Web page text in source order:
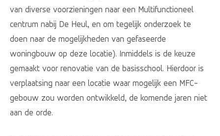
van diverse voorzieningen naar een Multifunctioneel
centrum nabij De Heul, en om tegelijk onderzoek te
doen naar de mogelijkheden van gefaseerde
woningbouw op deze locatie). Inmiddels is de keuze
gemaakt voor renovatie van de basisschool. Hierdoor is
verplaatsing naar een locatie waar mogelijk een MFC-
gebouw zou worden ontwikkeld, de komende jaren niet
aan de orde.